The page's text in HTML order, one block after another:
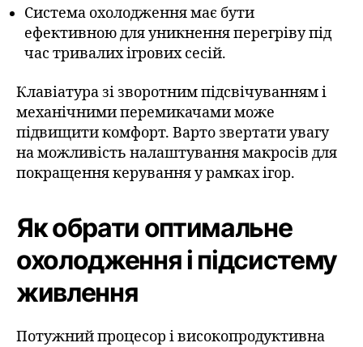
Система охолодження має бути
ефективною для уникнення перегріву під
час тривалих ігрових сесій.
Клавіатура зі зворотним підсвічуванням і
механічними перемикачами може
підвищити комфорт. Варто звертати увагу
на можливість налаштування макросів для
покращення керування у рамках ігор.
Як обрати оптимальне
охолодження і підсистему
живлення
Потужний процесор і високопродуктивна